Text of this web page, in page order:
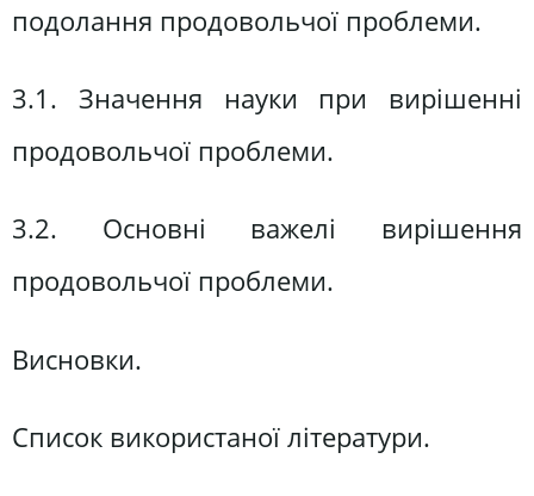
подолання продовольчої проблеми.
3.1. Значення науки при вирішенні
продовольчої проблеми.
3.2. Основні важелі вирішення
продовольчої проблеми.
Висновки.
Список використаної літератури.